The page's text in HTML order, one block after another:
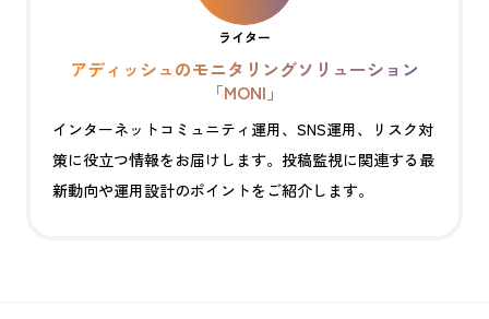
ライター
アディッシュのモニタリングソリューション
「MONI」
インターネットコミュニティ運用、SNS運用、リスク対
策に役立つ情報をお届けします。投稿監視に関連する最
新動向や運用設計のポイントをご紹介します。